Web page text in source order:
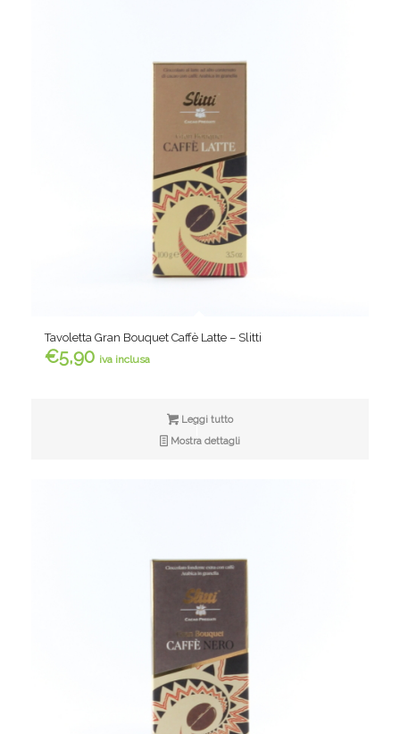
Tavoletta Gran Bouquet Caffè Latte – Slitti
€5,90 iva inclusa
Leggi tutto
Mostra dettagli